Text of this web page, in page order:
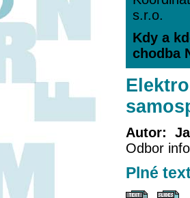
s.r.o.
Kdy a
chodba
Autor:
Odbor
Plné